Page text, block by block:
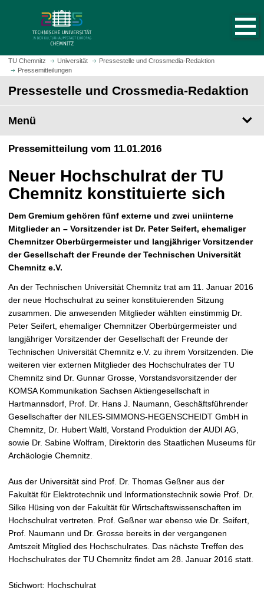
m
H
t
s
i
e
a
u
u
f
e
n
TU Chemnitz Universität
Pressestelle und Crossmedia-Redaktion
Pressemitteilungen
Pressestelle und Crossmedia-Redaktion
Menü
Pressemitteilung vom 11.01.2016
Neuer Hochschulrat der TU
Chemnitz konstituierte sich
Dem Gremium gehören fünf externe und zwei uniinterne
Mitglieder an – Vorsitzender ist Dr. Peter Seifert, ehemaliger
Chemnitzer Oberbürgermeister und langjähriger Vorsitzender
der Gesellschaft der Freunde der Technischen Universität
Chemnitz e.V.
An der Technischen Universität Chemnitz trat am 11. Januar 2016
der neue Hochschulrat zu seiner konstituierenden Sitzung
zusammen. Die anwesenden Mitglieder wählten einstimmig Dr.
Peter Seifert, ehemaliger Chemnitzer Oberbürgermeister und
langjähriger Vorsitzender der Gesellschaft der Freunde der
Technischen Universität Chemnitz e.V. zu ihrem Vorsitzenden. Die
weiteren vier externen Mitglieder des Hochschulrates der TU
Chemnitz sind Dr. Gunnar Grosse, Vorstandsvorsitzender der
KOMSA Kommunikation Sachsen Aktiengesellschaft in
Hartmannsdorf, Prof. Dr. Hans J. Naumann, Geschäftsführender
Gesellschafter der NILES-SIMMONS-HEGENSCHEIDT GmbH in
Chemnitz, Dr. Hubert Waltl, Vorstand Produktion der AUDI AG,
sowie Dr. Sabine Wolfram, Direktorin des Staatlichen Museums für
Archäologie Chemnitz.
Aus der Universität sind Prof. Dr. Thomas Geßner aus der
Fakultät für Elektrotechnik und Informationstechnik sowie Prof. Dr.
Silke Hüsing von der Fakultät für Wirtschaftswissenschaften im
Hochschulrat vertreten. Prof. Geßner war ebenso wie Dr. Seifert,
Prof. Naumann und Dr. Grosse bereits in der vergangenen
Amtszeit Mitglied des Hochschulrates. Das nächste Treffen des
Hochschulrates der TU Chemnitz findet am 28. Januar 2016 statt.
Stichwort: Hochschulrat